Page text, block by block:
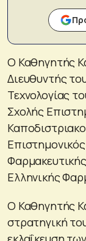
Ο Καθηγητής
Διευθυντής
Τεχνολογίας
Σχολής
Ελληνικής
Ο Καθηγητής
στρατηγική